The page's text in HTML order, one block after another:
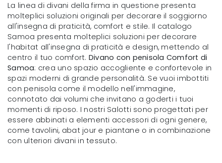
La linea di divani della firma in questione presenta
molteplici soluzioni originali per decorare il soggiorno
all'insegna di praticità, comfort e stile. Il catalogo
Samoa presenta molteplici soluzioni per decorare
l'habitat all'insegna di praticità e design, mettendo al
centro il tuo comfort. Divano con penisola Comfort di
Samoa: crea uno spazio accogliente e confortevole in
spazi moderni di grande personalità. Se vuoi imbottiti
con penisola come il modello nell'immagine,
connotato dai volumi che invitano a goderti i tuoi
momenti di riposo. I nostri Salotti sono progettati per
essere abbinati a elementi accessori di ogni genere,
come tavolini, abat jour e piantane o in combinazione
con ulteriori divani in tessuto.